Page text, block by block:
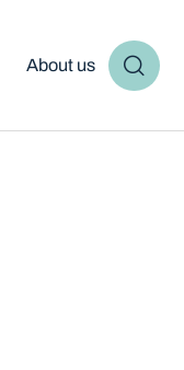
About us